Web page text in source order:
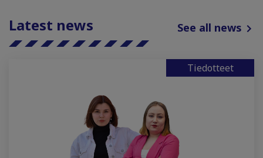
Latest news See all news
Tiedotteet